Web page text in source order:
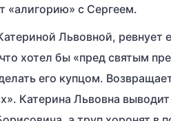
«алигорию» с Сергеем.
Львовной, ревнует
хотел бы «пред святым
его купцом.
Катерина Львовна